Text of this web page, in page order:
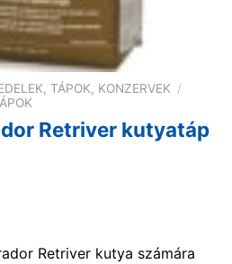
TÁPOK, KONZERVEK /
Retriver kutyatáp
Retriver kutya számára